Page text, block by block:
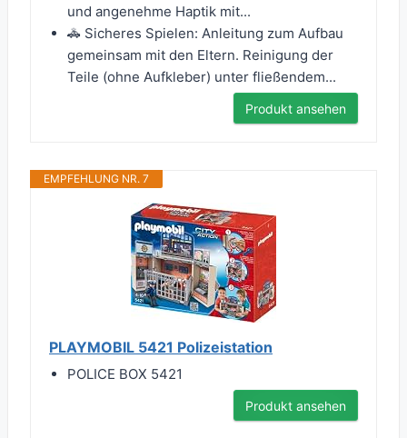
und angenehme Haptik mit...
🚓 Sicheres Spielen: Anleitung zum Aufbau
gemeinsam mit den Eltern. Reinigung der
Teile (ohne Aufkleber) unter fließendem...
Produkt ansehen
EMPFEHLUNG NR. 7
PLAYMOBIL 5421 Polizeistation
POLICE BOX 5421
Produkt ansehen